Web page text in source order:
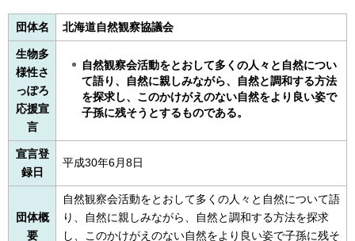
団体名 北海道自然観察協議会
生物多
様性さ
っぽろ
応援宣
言
自然観察会活動をとおして多くの人々と自然につい
て語り、自然に親しみながら、自然と調和する方法
を探求し、このかけがえのない自然をより良い姿で
子孫に残そうとするものである。
宣言登
録日
平成30年6月8日
団体概
要
自然観察会活動をとおして多くの人々と自然について語
り、自然に親しみながら、自然と調和する方法を探求
し、このかけがえのない自然をより良い姿で子孫に残そ